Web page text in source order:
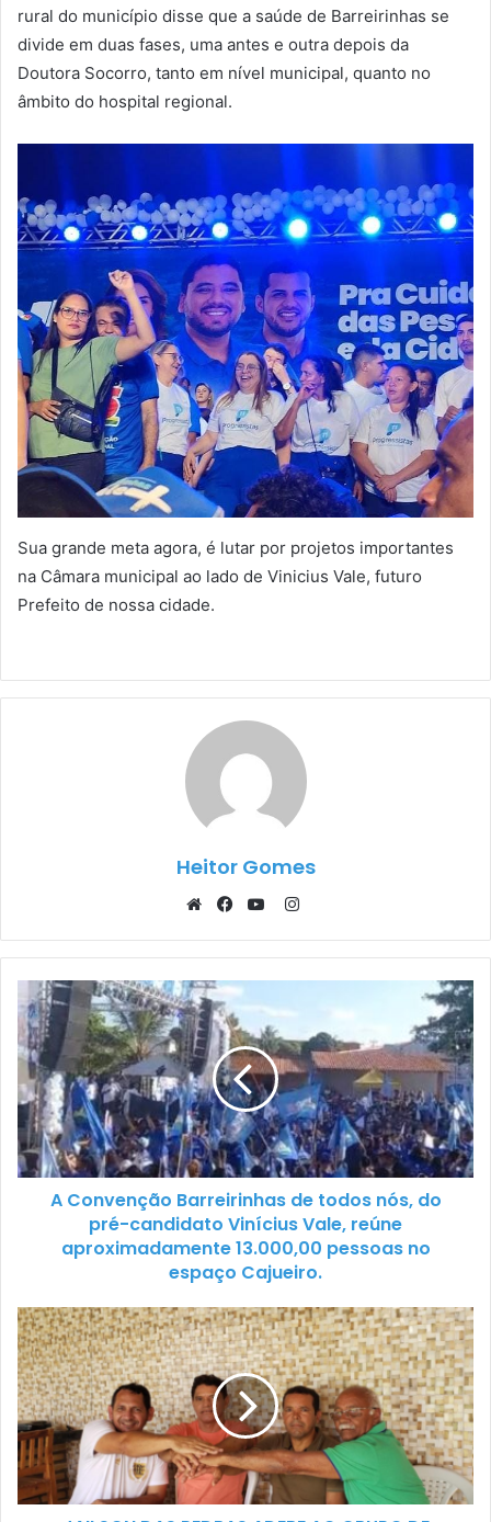
rural do município disse que a saúde de Barreirinhas se
divide em duas fases, uma antes e outra depois da
Doutora Socorro, tanto em nível municipal, quanto no
âmbito do hospital regional.
Sua grande meta agora, é lutar por projetos importantes
na Câmara municipal ao lado de Vinicius Vale, futuro
Prefeito de nossa cidade.
Heitor Gomes
Instagram
A Convenção Barreirinhas de todos nós, do
pré-candidato Vinícius Vale, reúne
aproximadamente 13.000,00 pessoas no
espaço Cajueiro.